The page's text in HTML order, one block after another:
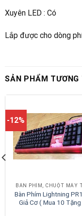
Xuyên LED : Có
Lắp được cho dòng
SẢN PHẨM TƯƠNG
-12%
BÀN PHÍM, CHUỘT MÁY
Bàn Phím Lightning
Giả Cơ ( Mua 10